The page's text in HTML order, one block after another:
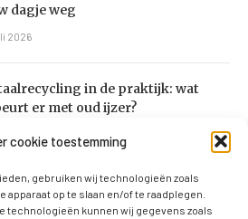
cookie toestemming
gebruiken wij technologieën zoals
op te slaan en/of te raadplegen.
technologieën kunnen wij gegevens zoals
dagje weg
2026
in de praktijk: wat
er met oud ijzer?
2026
te doen bij een verstopt riool:
en aanpak